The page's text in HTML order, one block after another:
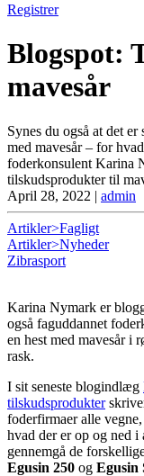
Registrer
Blogspot:
mavesår
Synes du også at det
med mavesår – for
foderkonsulent Karina
tilskudsprodukter til
April 28, 2022 | admin
Artikler>Fagligt
Artikler>Nyheder
Zibrasport
Karina Nymark er
også faguddannet
en hest med mavesår i
rask.
I sit seneste blogindlæg
tilskudsprodukter
foderfirmaer alle
hvad der er op og ned
gennemgå de
Egusin 250 og Egusin